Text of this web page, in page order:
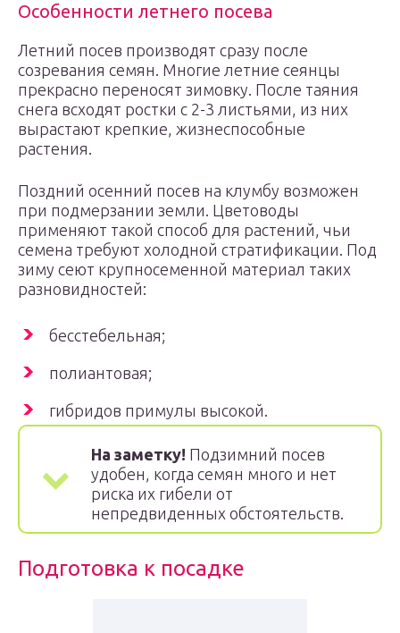
Особенности летнего посева
Летний посев производят сразу после
созревания семян. Многие летние сеянцы
прекрасно переносят зимовку. После таяния
снега всходят ростки с 2-3 листьями, из них
вырастают крепкие, жизнеспособные
растения.
Поздний осенний посев на клумбу возможен
при подмерзании земли. Цветоводы
применяют такой способ для растений, чьи
семена требуют холодной стратификации. Под
зиму сеют крупносеменной материал таких
разновидностей:
бесстебельная;
полиантовая;
гибридов примулы высокой.
На заметку! Подзимний посев
удобен, когда семян много и нет
риска их гибели от
непредвиденных обстоятельств.
Подготовка к посадке